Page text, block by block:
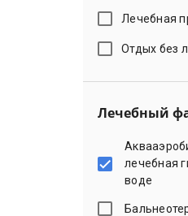
Лечебная
Отдых без
Лечебный
лечебная
воде